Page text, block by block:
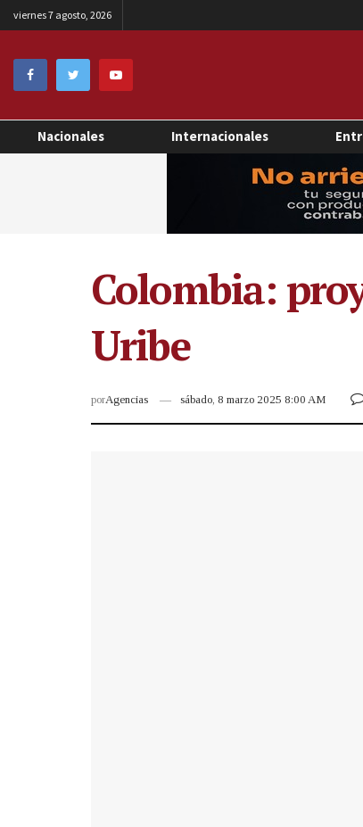
viernes 7 agosto, 2026
Nacionales Internacionales
Colombia:
Uribe
porAgencias sábado, 8 marzo 2025 8:00 AM